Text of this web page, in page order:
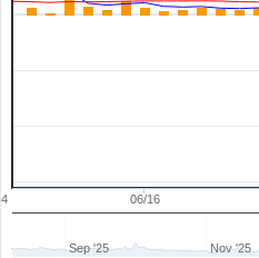
06/16
Sep '25 Nov '25